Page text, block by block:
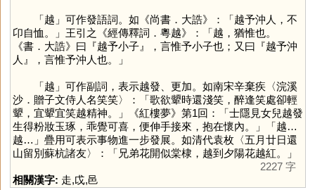
「越 」可作發語詞。如《尚書．大誥》：「越予沖人，不
卬自恤。」王引之《經傳釋詞．粵越》：「越，猶惟也。
《書．大誥》曰『越予小子』，言惟予小子也；又曰『越予沖
人』，言惟予沖人也。」
「越 」可作副詞，表示越發、更加。如南宋辛棄疾〈浣溪
沙．贈子文侍人名笑笑〉：「歌欲顰時還淺笑，醉逢笑處卻輕
顰，宜顰宜笑越精神。」《紅樓夢》第1回：「士隱見女兒越發
生得粉妝玉琢，乖覺可喜，便伸手接來，抱在懷內。」「越…
越…」疊用可表示事物進一步發展。如清代袁枚〈五月廿日還
山留別蘇杭諸友〉：「兄弟花開似棠棣，越到夕陽花越紅。」
2227 字
相關漢字: 走,戉,邑